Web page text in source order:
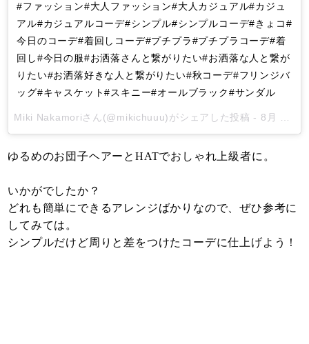
#ファッション#大人ファッション#大人カジュアル#カジュ
アル#カジュアルコーデ#シンプル#シンプルコーデ#きょコ#
今日のコーデ#着回しコーデ#プチプラ#プチプラコーデ#着
回し#今日の服#お洒落さんと繋がりたい#お洒落な人と繋が
りたい#お洒落好きな人と繋がりたい#秋コーデ#フリンジバ
ッグ#キャスケット#スキニー#オールブラック#サンダル
Miki Nakamoriさん(@mikichuuu)がシェアした投稿 - 8月 26, 2017 at 2:34午前 PDT
ゆるめのお団子ヘアーとHATでおしゃれ上級者に。
いかがでしたか？
どれも簡単にできるアレンジばかりなので、ぜひ参考に
してみては。
シンプルだけど周りと差をつけたコーデに仕上げよう！